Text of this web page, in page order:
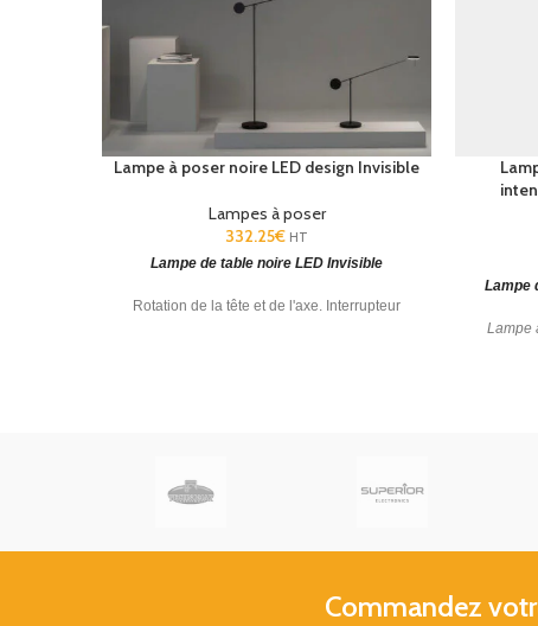
Lampe à poser noire LED design Invisible
Lampes à poser
332.25€ HT
Lampe de table noire LED Invisible
Rotation de la tête et de l'axe. Interrupteur
Lampe
Lampe
Commandez